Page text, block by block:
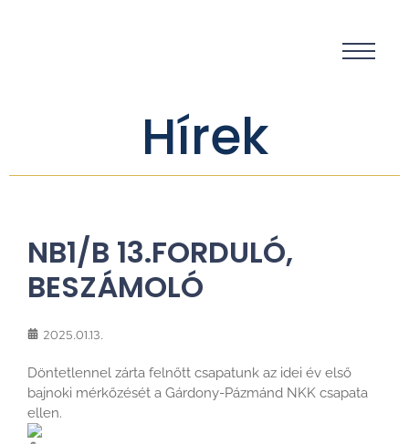
Hírek
NB1/B 13.FORDULÓ,
BESZÁMOLÓ
2025.01.13.
Döntetlennel zárta felnőtt csapatunk az idei év első
bajnoki mérkőzését a Gárdony-Pázmánd NKK csapata
ellen.